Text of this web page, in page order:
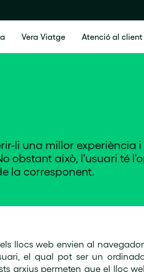
Vera Viatge Atenció al client
li una millor experiència
obstant això, l'usuari té
la corresponent.
llocs web envien al
el qual pot ser un
arxius permeten que el lloc